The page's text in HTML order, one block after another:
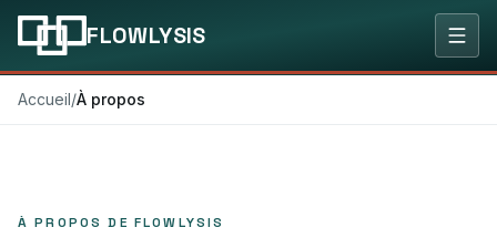
FLOWLYSIS
Accueil/À propos
À PROPOS DE FLOWLYSIS